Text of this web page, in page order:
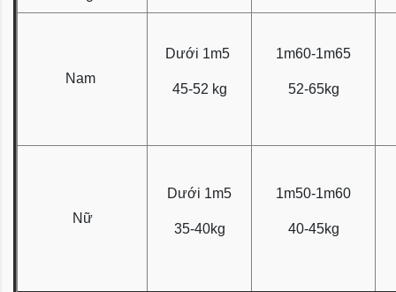
Nam
Dưới 1m5
45-52 kg
1m60-1m65
52-65kg
Nữ
Dưới 1m5
35-40kg
1m50-1m60
40-45kg